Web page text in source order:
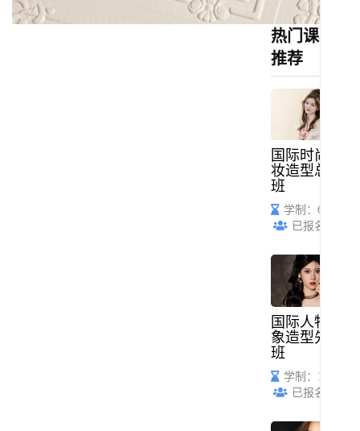
热门课程
推荐
国际时尚化
妆造型总监
班
学制：6个月
已报名：57
国际人物形
象造型先锋
班
学制：1年
已报名：52